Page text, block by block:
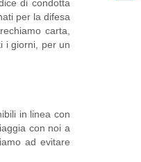
di condotta
per la difesa
carta,
i giorni, per un
in linea con
con noi a
ad evitare